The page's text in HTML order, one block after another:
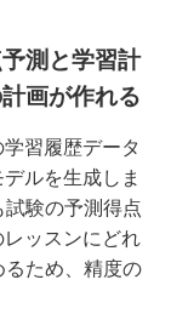
測と学習計
画が作れる
習履歴データ
ルを生成しま
験の予測得点
レッスンにどれ
ため、精度の